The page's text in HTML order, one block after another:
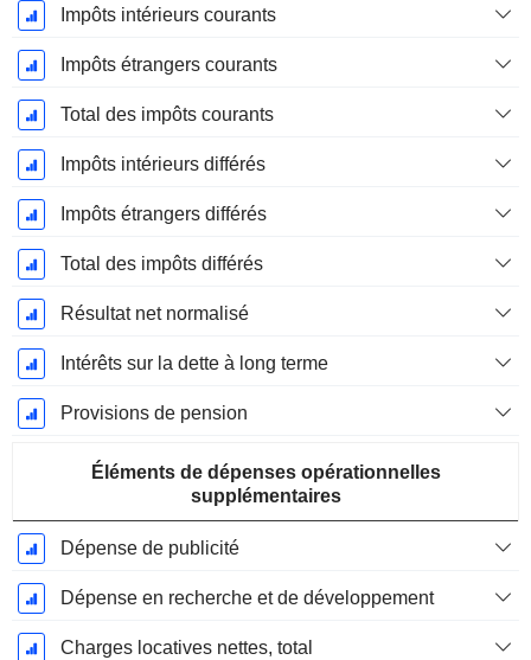
Impôts intérieurs courants
Impôts étrangers courants
Total des impôts courants
Impôts intérieurs différés
Impôts étrangers différés
Total des impôts différés
Résultat net normalisé
Intérêts sur la dette à long terme
Provisions de pension
Éléments de dépenses opérationnelles
supplémentaires
Dépense de publicité
Dépense en recherche et de développement
Charges locatives nettes, total